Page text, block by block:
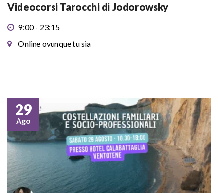
Videocorsi Tarocchi di Jodorowsky
9:00 - 23:15
Online ovunque tu sia
29
Ago